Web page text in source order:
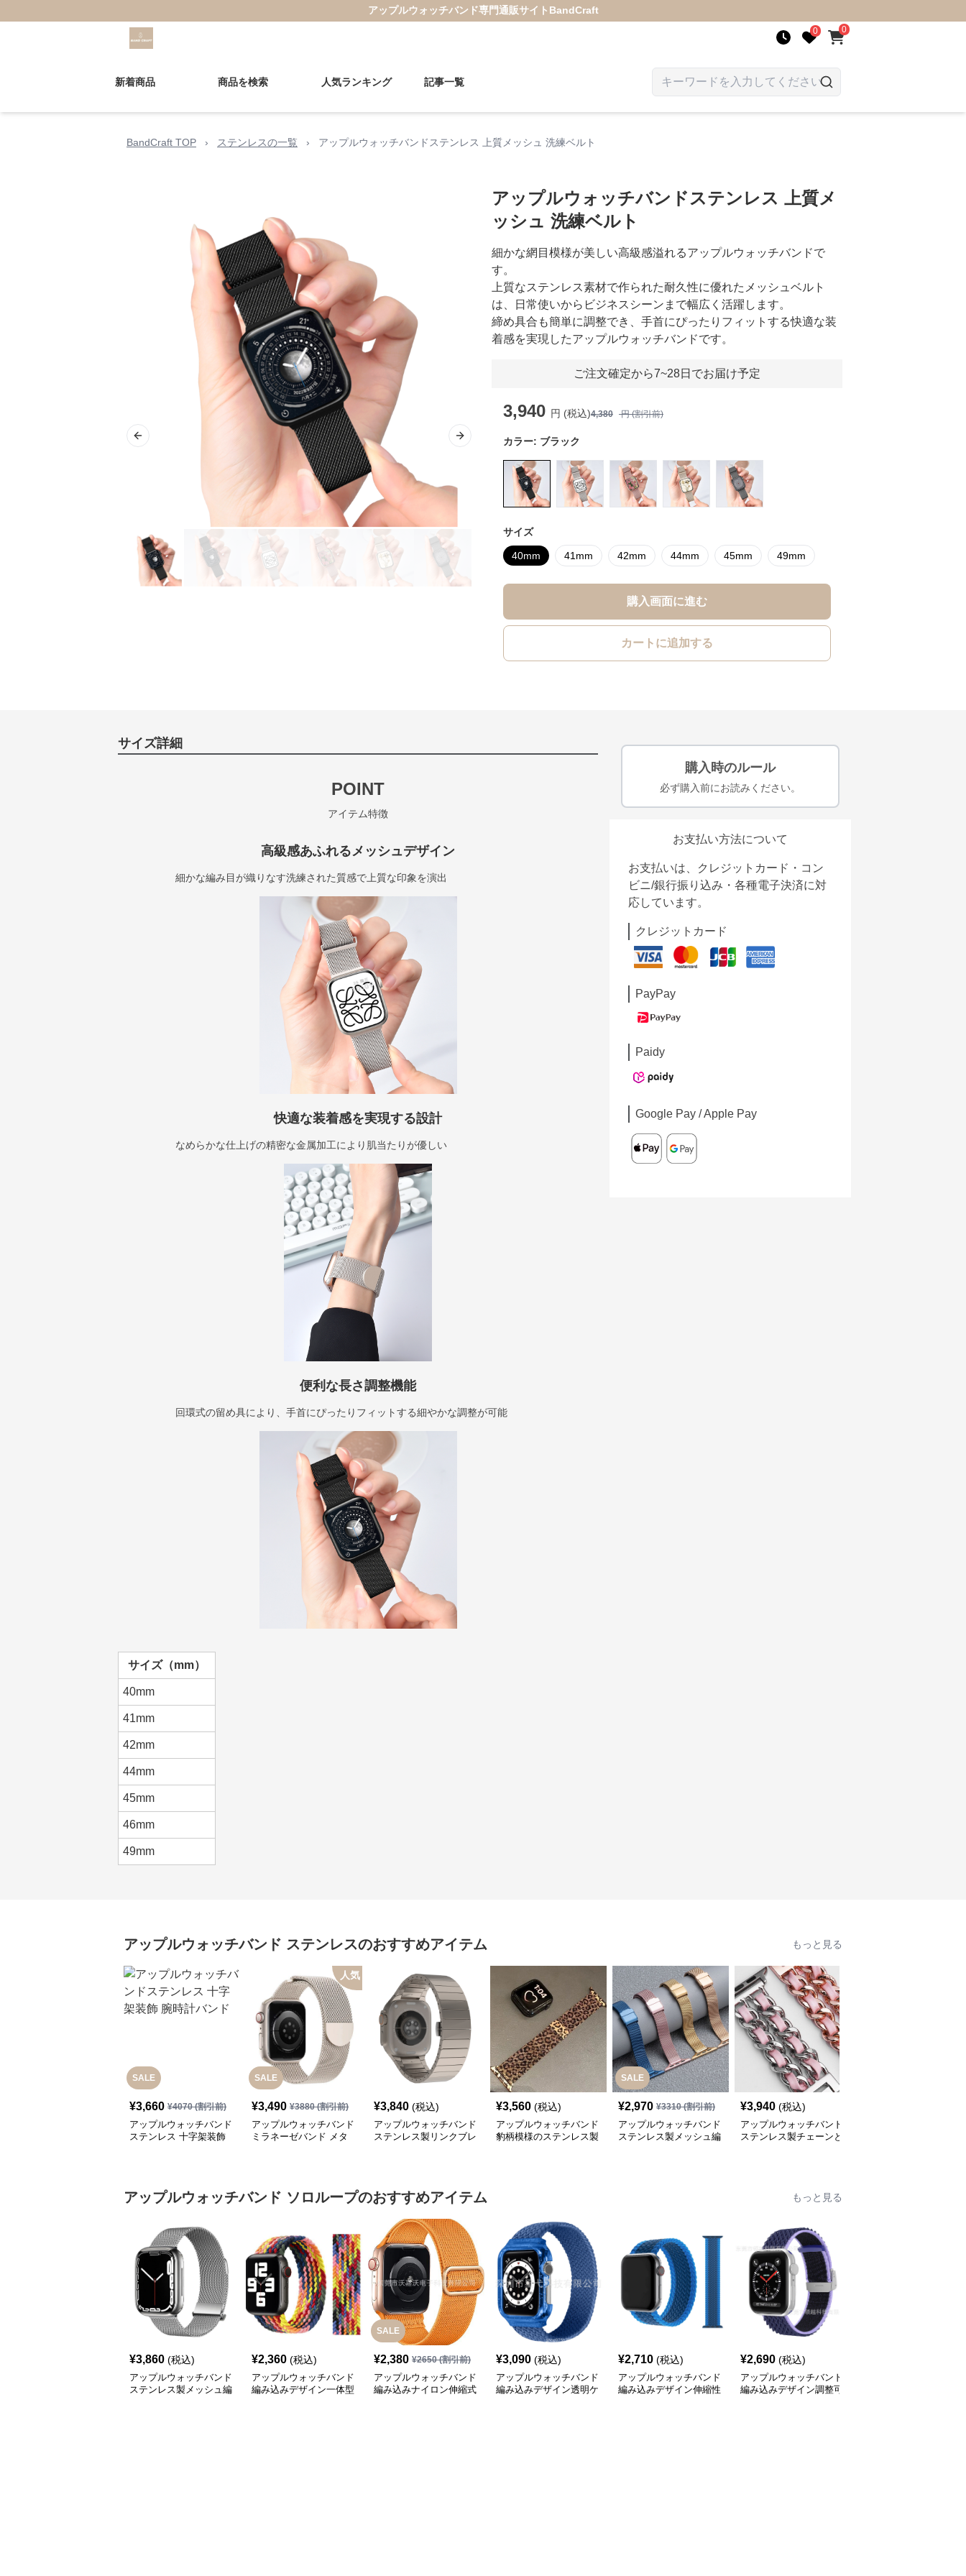
アップルウォッチバンド専門通販サイト BandCraft
0 0
新着商品 商品を検索 人気ランキング 記事一覧
BandCraft TOP › ステンレスの一覧 › アップルウォッチバンドステンレス 上質メッシュ 洗練ベルト
Previous slide Next slide
アップルウォッチバンドステンレス 上質メ
ッシュ 洗練ベルト
細かな網目模様が美しい高級感溢れるアップルウォッチバンドで
す。
上質なステンレス素材で作られた耐久性に優れたメッシュベルト
は、日常使いからビジネスシーンまで幅広く活躍します。
締め具合も簡単に調整でき、手首にぴったりフィットする快適な装
着感を実現したアップルウォッチバンドです。
ご注文確定から7~28日でお届け予定
3,940 円 (税込)4,380 円 (割引前)
カラー: ブラック
サイズ
40mm 41mm 42mm 44mm 45mm 49mm
購入画面に進む
カートに追加する
サイズ詳細
POINT
アイテム特徴
高級感あふれるメッシュデザイン
細かな編み目が織りなす洗練された質感で上質な印象を演出
快適な装着感を実現する設計
なめらかな仕上げの精密な金属加工により肌当たりが優しい
便利な長さ調整機能
回環式の留め具により、手首にぴったりフィットする細やかな調整が可能
サイズ（mm）
40mm
41mm
42mm
44mm
45mm
46mm
49mm
購入時のルール
必ず購入前にお読みください。
お支払い方法について
お支払いは、クレジットカード・コン
ビニ/銀行振り込み・各種電子決済に対
応しています。
クレジットカード
PayPay
Paidy
Google Pay / Apple Pay
アップルウォッチバンド ステンレスのおすすめアイテム もっと見る
SALE
¥3,660 ¥4070(割引前)
アップルウォッチバンド
ステンレス 十字架装飾
SALE
人気
¥3,490 ¥3880(割引前)
アップルウォッチバンド
ミラネーゼバンド メタ
¥3,840 (税込)
アップルウォッチバンド
ステンレス製リンクブレ
¥3,560 (税込)
アップルウォッチバンド
豹柄模様のステンレス製
SALE
¥2,970 ¥3310(割引前)
アップルウォッチバンド
ステンレス製メッシュ編
¥3,940 (税込)
アップルウォッチバンド
ステンレス製チェーンと
アップルウォッチバンド ソロループのおすすめアイテム もっと見る
¥3,860 (税込)
アップルウォッチバンド
ステンレス製メッシュ編
¥2,360 (税込)
アップルウォッチバンド
編み込みデザイン一体型
SALE
¥2,380 ¥2650(割引前)
アップルウォッチバンド
編み込みナイロン伸縮式
¥3,090 (税込)
アップルウォッチバンド
編み込みデザイン透明ケ
¥2,710 (税込)
アップルウォッチバンド
編み込みデザイン伸縮性
¥2,690 (税込)
アップルウォッチバンド
編み込みデザイン調整可